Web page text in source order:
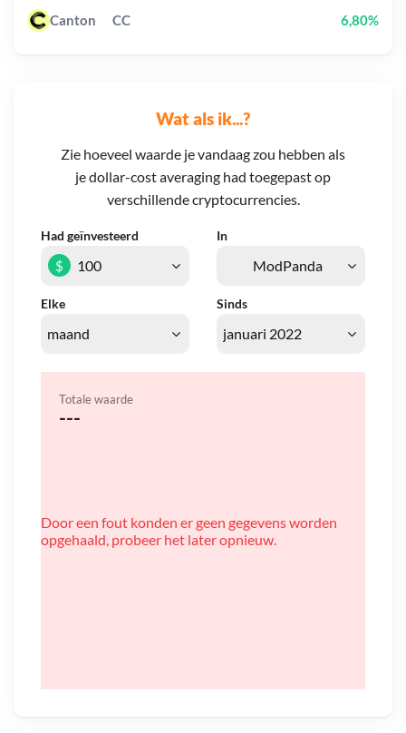
Wat als ik...?
Zie hoeveel waarde je vandaag zou hebben als
je dollar-cost averaging had toegepast op
verschillende cryptocurrencies.
Had geïnvesteerd In
Elke Sinds
$
Totale waarde
---
Door een fout konden er geen gegevens worden
opgehaald, probeer het later opnieuw.
Canton CC 6,80%